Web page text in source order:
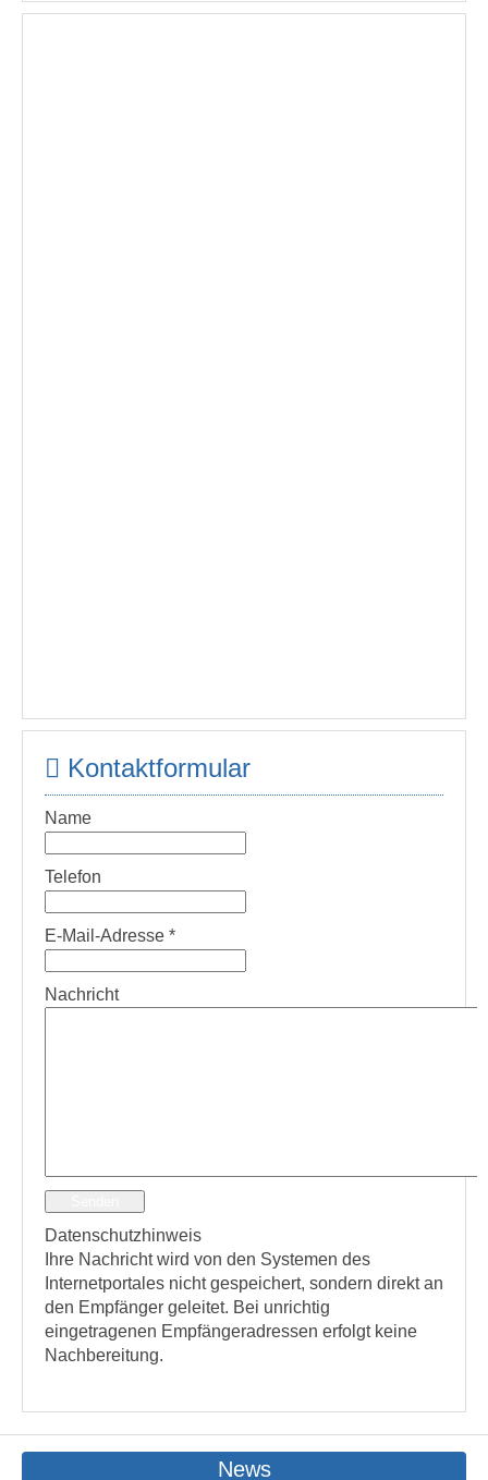
Kontaktformular
Name
Telefon
E-Mail-Adresse *
Nachricht
Datenschutzhinweis
Ihre Nachricht wird von den Systemen des
Internetportales nicht gespeichert, sondern direkt an
den Empfänger geleitet. Bei unrichtig
eingetragenen Empfängeradressen erfolgt keine
Nachbereitung.
News